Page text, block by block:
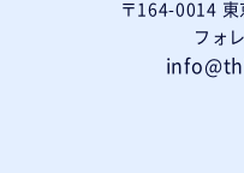
〒164-0014
フォ